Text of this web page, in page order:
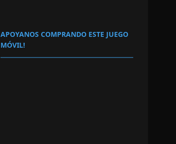
APOYANOS COMPRANDO ESTE JUEGO
MÓVIL!